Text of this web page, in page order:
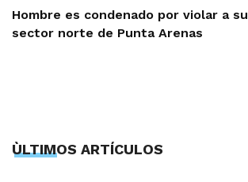
Hombre es condenado por violar a
sector norte de Punta Arenas
ÙLTIMOS ARTÍCULOS